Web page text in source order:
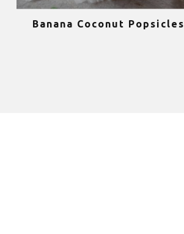
Banana Coconut Popsicles